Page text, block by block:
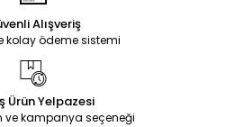
Alışveriş
kolay ödeme sistemi
Ürün Yelpazesi
ve kampanya seçeneği